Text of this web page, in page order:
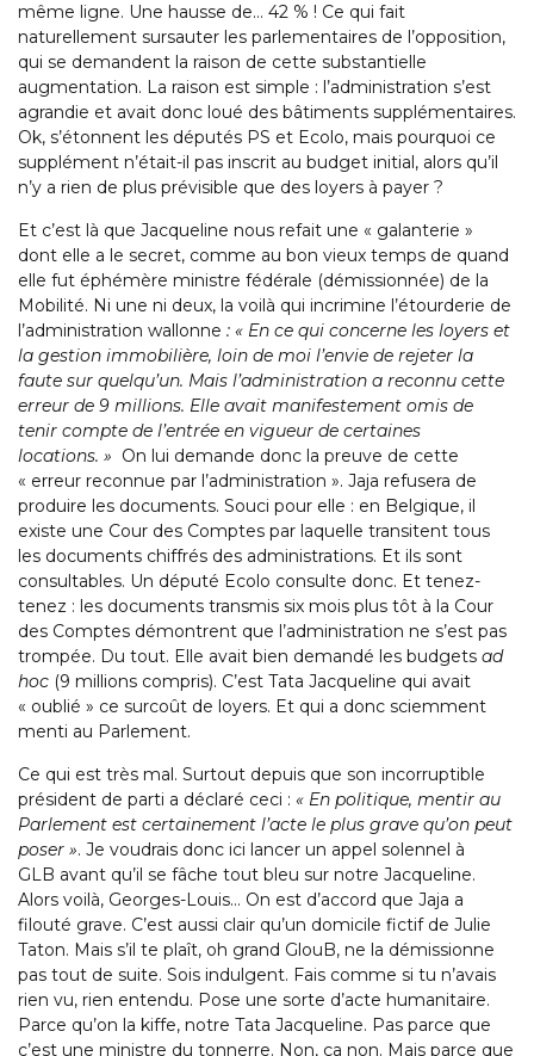
même ligne. Une hausse de… 42 % ! Ce qui fait
naturellement sursauter les parlementaires de l’opposition,
qui se demandent la raison de cette substantielle
augmentation. La raison est simple : l’administration s’est
agrandie et avait donc loué des bâtiments supplémentaires.
Ok, s’étonnent les députés PS et Ecolo, mais pourquoi ce
supplément n’était-il pas inscrit au budget initial, alors qu’il
n’y a rien de plus prévisible que des loyers à payer ?
Et c’est là que Jacqueline nous refait une « galanterie »
dont elle a le secret, comme au bon vieux temps de quand
elle fut éphémère ministre fédérale (démissionnée) de la
Mobilité. Ni une ni deux, la voilà qui incrimine l’étourderie de
l’administration wallonne : « En ce qui concerne les loyers et
la gestion immobilière, loin de moi l’envie de rejeter la
faute sur quelqu’un. Mais l’administration a reconnu cette
erreur de 9 millions. Elle avait manifestement omis de
tenir compte de l’entrée en vigueur de certaines
locations. » On lui demande donc la preuve de cette
« erreur reconnue par l’administration ». Jaja refusera de
produire les documents. Souci pour elle : en Belgique, il
existe une Cour des Comptes par laquelle transitent tous
les documents chiffrés des administrations. Et ils sont
consultables. Un député Ecolo consulte donc. Et tenez-
tenez : les documents transmis six mois plus tôt à la Cour
des Comptes démontrent que l’administration ne s’est pas
trompée. Du tout. Elle avait bien demandé les budgets ad
hoc (9 millions compris). C’est Tata Jacqueline qui avait
« oublié » ce surcoût de loyers. Et qui a donc sciemment
menti au Parlement.
Ce qui est très mal. Surtout depuis que son incorruptible
président de parti a déclaré ceci : « En politique, mentir au
Parlement est certainement l’acte le plus grave qu’on peut
poser ». Je voudrais donc ici lancer un appel solennel à
GLB avant qu’il se fâche tout bleu sur notre Jacqueline.
Alors voilà, Georges-Louis… On est d’accord que Jaja a
filouté grave. C’est aussi clair qu’un domicile fictif de Julie
Taton. Mais s’il te plaît, oh grand GlouB, ne la démissionne
pas tout de suite. Sois indulgent. Fais comme si tu n’avais
rien vu, rien entendu. Pose une sorte d’acte humanitaire.
Parce qu’on la kiffe, notre Tata Jacqueline. Pas parce que
c’est une ministre du tonnerre. Non, ça non. Mais parce que